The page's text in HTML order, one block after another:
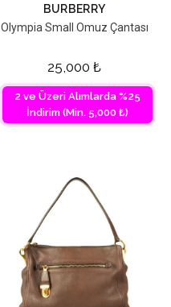
BURBERRY
Olympia Small Omuz Çantası
25,000 ₺
2 ve Üzeri Alımlarda %25
İndirim (Min. 5,000 ₺)